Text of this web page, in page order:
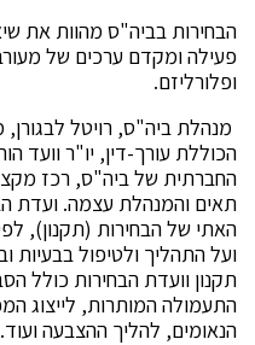
הבחירות בביה"ס מהוות את
פעילה ומקדם ערכים של
ופלורליזם.
מנהלת ביה"ס, רויטל
הכוללת עורך-דין, יו"ר וועד
החברתית של ביה"ס, רכז
תאים והמנהלת עצמה. ועדת
האתי של הבחירות (תקנון),
ועל התהליך ולטיפול
תקנון וועדת הבחירות כולל
התעמולה המותרות, לייצוג
הנאומים, להליך ההצבעה ועוד.